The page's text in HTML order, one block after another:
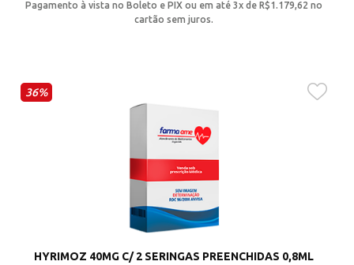
Pagamento à vista no Boleto e PIX ou em até 3x de R$1.179,62 no
cartão sem juros.
36%
HYRIMOZ 40MG C/ 2 SERINGAS PREENCHIDAS 0,8ML